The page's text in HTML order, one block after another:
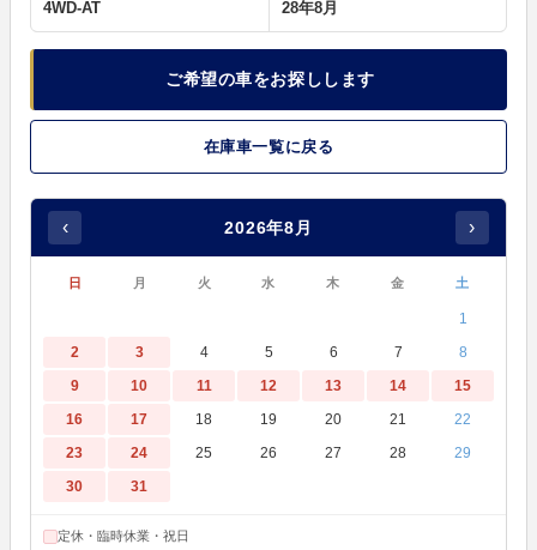
4WD-AT 28年8月
ご希望の車をお探しします
在庫車一覧に戻る
‹ 2026年8月 ›
日 月 火 水 木 金 土
1
2
3 4 5 6 7
8
9
10 11 12 13 14
15
16
17 18 19 20 21
22
23
24 25 26 27 28
29
30
31
定休・臨時休業・祝日